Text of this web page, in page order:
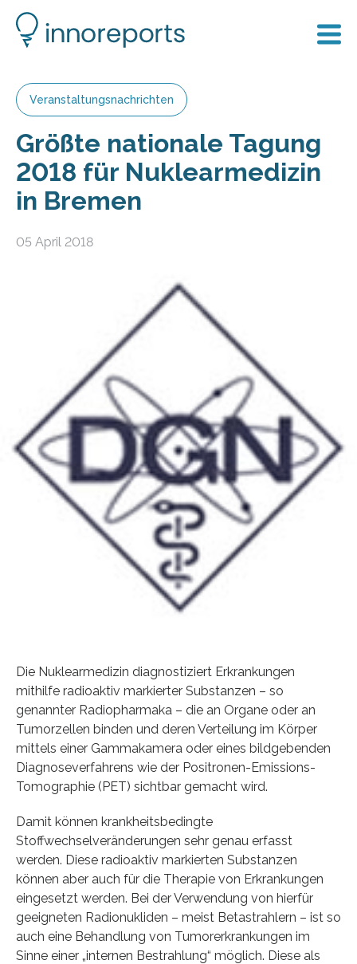
Veranstaltungsnachrichten
Größte nationale Tagung
2018 für Nuklearmedizin
in Bremen
05 April 2018
Die Nuklearmedizin diagnostiziert Erkrankungen
mithilfe radioaktiv markierter Substanzen – so
genannter Radiopharmaka – die an Organe oder an
Tumorzellen binden und deren Verteilung im Körper
mittels einer Gammakamera oder eines bildgebenden
Diagnoseverfahrens wie der Positronen-Emissions-
Tomographie (PET) sichtbar gemacht wird.
Damit können krankheitsbedingte
Stoffwechselveränderungen sehr genau erfasst
werden. Diese radioaktiv markierten Substanzen
können aber auch für die Therapie von Erkrankungen
eingesetzt werden. Bei der Verwendung von hierfür
geeigneten Radionukliden – meist Betastrahlern – ist so
auch eine Behandlung von Tumorerkrankungen im
Sinne einer „internen Bestrahlung“ möglich. Diese als